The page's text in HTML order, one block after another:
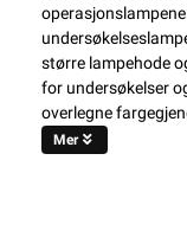
større lampehode
for undersøkelser
overlegne
Mer